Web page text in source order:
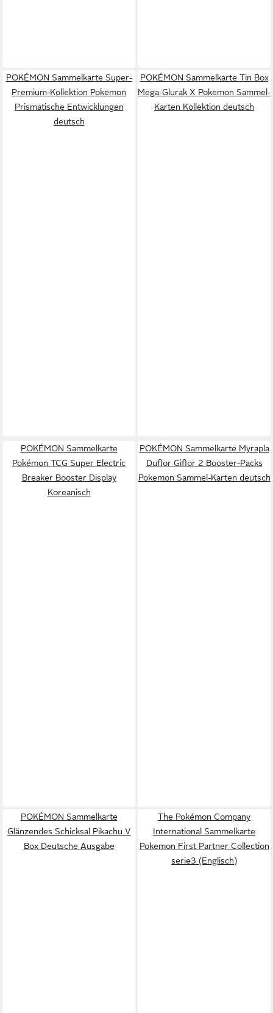
POKÉMON Sammelkarte Super-
Premium-Kollektion Pokemon
Prismatische Entwicklungen
deutsch
POKÉMON Sammelkarte Tin Box
Mega-Glurak X Pokemon Sammel-
Karten Kollektion deutsch
POKÉMON Sammelkarte
Pokémon TCG Super Electric
Breaker Booster Display
Koreanisch
POKÉMON Sammelkarte Myrapla
Duflor Giflor 2 Booster-Packs
Pokemon Sammel-Karten deutsch
POKÉMON Sammelkarte
Glänzendes Schicksal Pikachu V
Box Deutsche Ausgabe
The Pokémon Company
International Sammelkarte
Pokemon First Partner Collection
serie3 (Englisch)